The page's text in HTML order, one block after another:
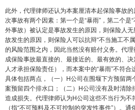
此外，代理律师还认为本案厘清本起保险事故
次事故有两个因素：第一个是“暴雨”，第二个是
外事故）被认定是事故发生的原因，则保险人
故发生的原因，则保险人可以抗辩“不当施工不
的风险范围之内，因此当然没有赔付义务。代
成保险事故最直接的、最接近的、最有效的、
人才承担保险责任），而本案中的“暴雨”不符合
具体包括两点，（一）H公司在围堰下方预留
案预留四个排水口；（二）H公司没有及时清除
造成损失。代理律师认为H公司这些不当行为不
（指“不可预料及不可控制的突发性事件”）。通